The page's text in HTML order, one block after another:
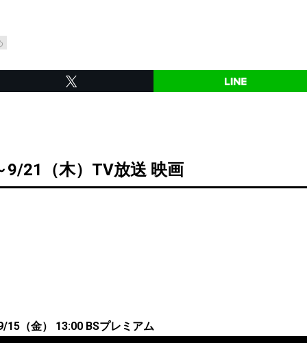
9/21（木）TV放送 映画
15（金） 13:00 BSプレミアム